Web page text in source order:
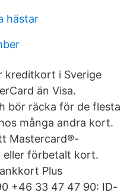
hästar
kreditkort i Sverige
än Visa.
bör räcka för de flesta
många andra kort.
Mastercard®-
förbetalt kort.
Plus
+46 33 47 47 90: ID-